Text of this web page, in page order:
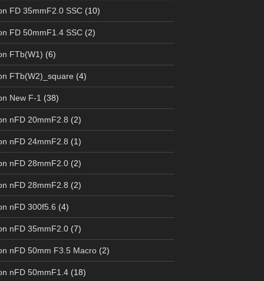
FD 35mmF2.0 SSC (10)
FD 50mmF1.4 SSC (2)
FTb(W1) (6)
FTb(W2)_square (4)
New F-1 (38)
nFD 20mmF2.8 (2)
nFD 24mmF2.8 (1)
nFD 28mmF2.0 (2)
nFD 28mmF2.8 (2)
nFD 300f5.6 (4)
nFD 35mmF2.0 (7)
nFD 50mm F3.5 Macro (2)
nFD 50mmF1.4 (18)